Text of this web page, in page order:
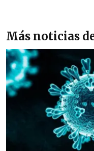
Más noticias